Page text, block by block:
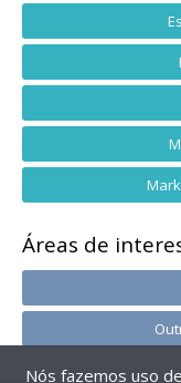
Áreas de
Nós fazemos uso